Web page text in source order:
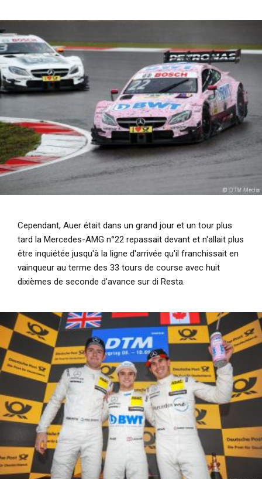
Cependant, Auer était dans un grand jour et un tour plus
tard la Mercedes-AMG n°22 repassait devant et n'allait plus
être inquiétée jusqu'à la ligne d'arrivée qu'il franchissait en
vainqueur au terme des 33 tours de course avec huit
dixièmes de seconde d'avance sur di Resta.